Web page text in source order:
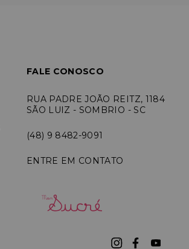
FALE CONOSCO
RUA PADRE JOÃO REITZ, 1184
SÃO LUIZ - SOMBRIO - SC
(48) 9 8482-9091
ENTRE EM CONTATO